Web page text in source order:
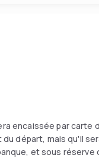
encaissée par carte
départ, mais qu'il
et sous réserve